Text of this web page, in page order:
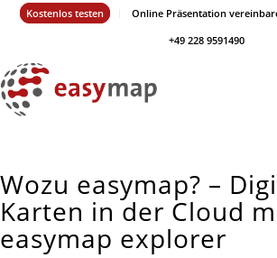
Kostenlos testen Online Präsentation
+49 228 9591490
Wozu easymap? –
Karten in der Cloud
easymap explorer